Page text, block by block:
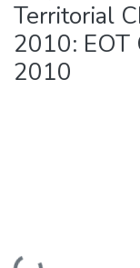
Territorial
2010: EOT
2010